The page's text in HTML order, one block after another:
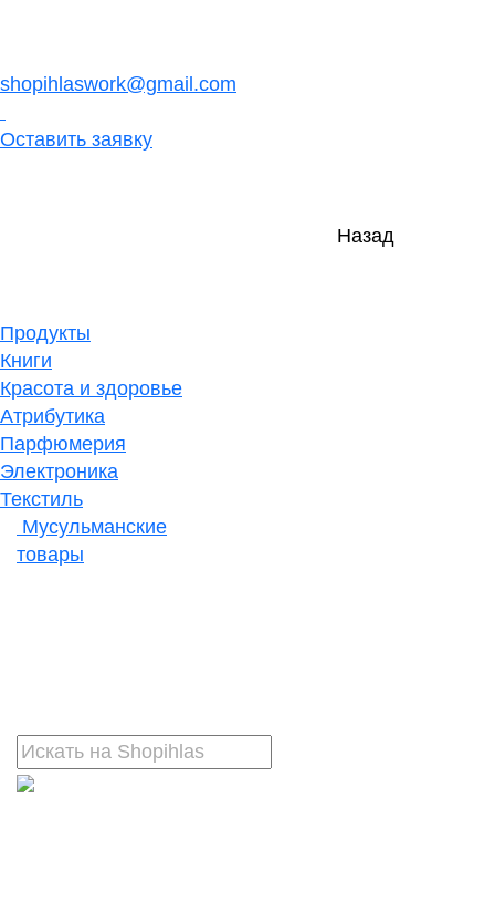
shopihlaswork@gmail.com
Оставить заявку
Назад
Продукты
Книги
Красота и здоровье
Атрибутика
Парфюмерия
Электроника
Текстиль
Мусульманские
товары